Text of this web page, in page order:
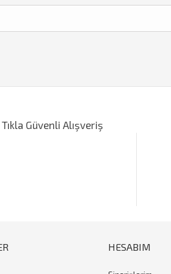
Tıkla Güvenli Alışveriş
HESABIM